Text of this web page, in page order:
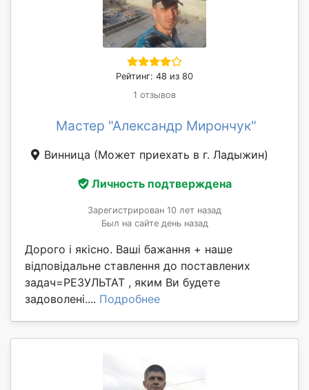
Рейтинг: 48 из 80
1 отзывов
Мастер "Александр Мирончук"
Винница (Может приехать в г. Ладыжин)
Личность подтверждена
Зарегистрирован 10 лет назад
Был на сайте день назад
Дорого і якісно. Ваші бажання + наше
відповідальне ставлення до поставлених
задач=РЕЗУЛЬТАТ , яким Ви будете
задоволені.... Подробнее